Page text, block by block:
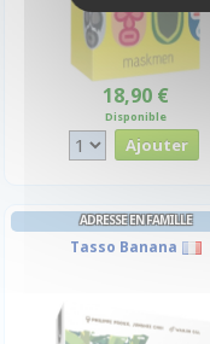
18,90 €
Disponible
ADRESSE EN FAMILLE
Tasso Banana